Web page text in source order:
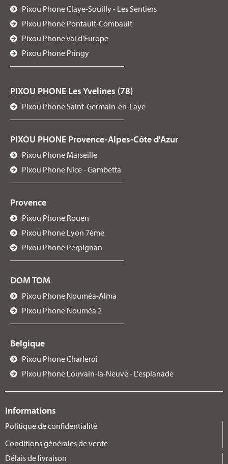
Pixou Phone Claye-Souilly - Les Sentiers
Pixou Phone Pontault-Combault
Pixou Phone Val d'Europe
Pixou Phone Pringy
PIXOU PHONE Les Yvelines (78)
Pixou Phone Saint-Germain-en-Laye
PIXOU PHONE Provence-Alpes-Côte d'Azur
Pixou Phone Marseille
Pixou Phone Nice - Gambetta
Provence
Pixou Phone Rouen
Pixou Phone Lyon 7ème
Pixou Phone Perpignan
DOM TOM
Pixou Phone Nouméa-Alma
Pixou Phone Nouméa 2
Belgique
Pixou Phone Charleroi
Pixou Phone Louvain-la-Neuve - L'esplanade
Informations
Politique de confidentialité
Conditions générales de vente
Délais de livraison